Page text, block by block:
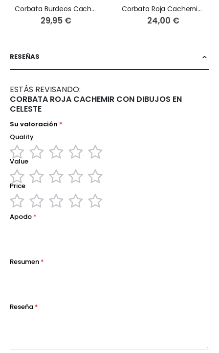
Corbata Burdeos Cachemir con tonos Azules
29,95 €
Corbata Roja Cachemir en tonos Rojos y Azules
24,00 €
RESEÑAS
ESTÁS REVISANDO:
CORBATA ROJA CACHEMIR CON DIBUJOS EN
CELESTE
Su valoración
Quality
1
star
2
stars
3
stars
4
stars
5
stars
Value
1
star
2
stars
3
stars
4
stars
5
stars
Price
12
3
4
5
Apodo
Resumen
Reseña